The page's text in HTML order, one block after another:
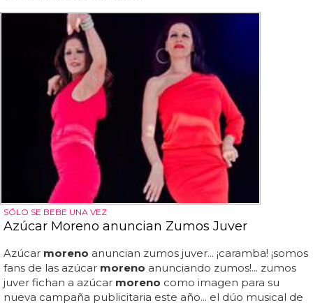
SÓLO SE BEBE UNA VEZ
Azúcar Moreno anuncian Zumos Juver
Azúcar moreno anuncian zumos juver... ¡caramba! ¡somos
fans de las azúcar moreno anunciando zumos!... zumos
juver fichan a azúcar moreno como imagen para su
nueva campaña publicitaria este año... el dúo musical de